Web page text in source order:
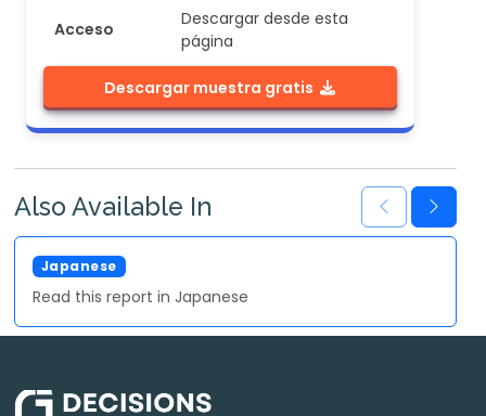
Acceso
Descargar desde esta
página
Descargar muestra gratis
Also Available In
Japanese
Read this report in Japanese